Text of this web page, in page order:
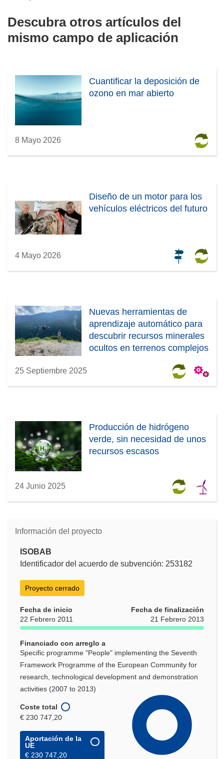
Descubra otros artículos del
mismo campo de aplicación
Cuantificar la deposición de
ozono en mar abierto
8 Mayo 2026
Diseño de un motor para los
vehículos eléctricos del futuro
4 Mayo 2026
Nuevas herramientas de
aprendizaje automático para
descubrir recursos minerales
ocultos en terrenos complejos
25 Septiembre 2025
Producción de hidrógeno
verde, sin necesidad de unos
recursos escasos
24 Junio 2025
Información del proyecto
ISOBAB
Identificador del acuerdo de subvención: 253182
Proyecto cerrado
Fecha de inicio
22 Febrero 2011
Fecha de finalización
21 Febrero 2013
Financiado con arreglo a
Specific programme "People" implementing the Seventh
Framework Programme of the European Community for
research, technological development and demonstration
activities (2007 to 2013)
Coste total
€ 230 747,20
Aportación de la
UE
€ 230 747,20